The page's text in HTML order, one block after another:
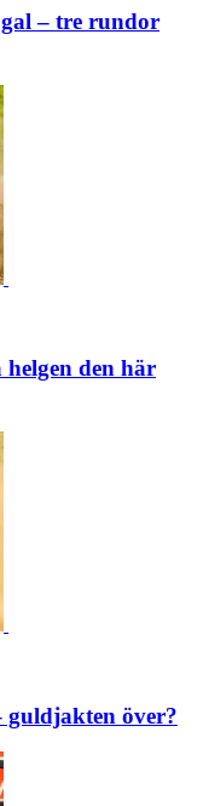
– tre rundor
den här
över?